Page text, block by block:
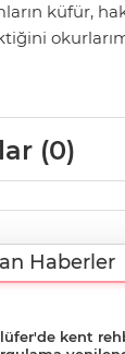
küfür,
(0)
Haberler
kent